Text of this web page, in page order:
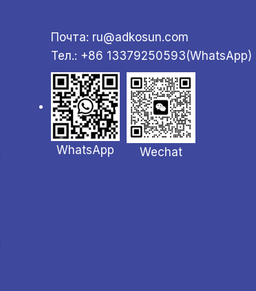
Почта: ru@adkosun.com
Тел.: +86 13379250593(WhatsApp)
WhatsApp Wechat